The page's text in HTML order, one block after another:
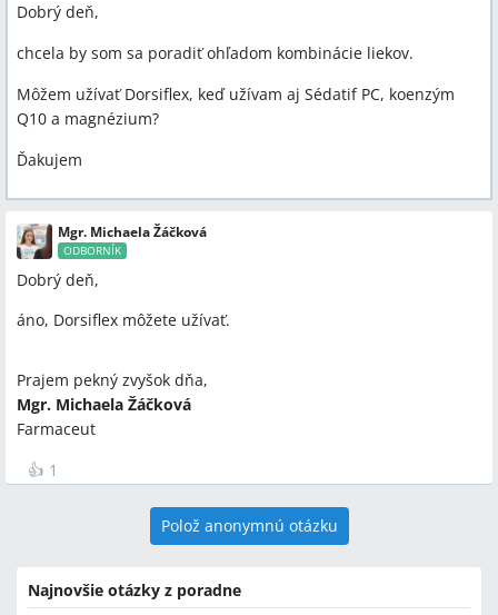
Dobrý deň,
chcela by som sa poradiť ohľadom kombinácie liekov.
Môžem užívať Dorsiflex, keď užívam aj Sédatif PC, koenzým
Q10 a magnézium?
Ďakujem
Mgr. Michaela Žáčková
ODBORNÍK
Dobrý deň,
áno, Dorsiflex môžete užívať.
Prajem pekný zvyšok dňa,
Mgr. Michaela Žáčková
Farmaceut
👍 1
Polož anonymnú otázku
Najnovšie otázky z poradne